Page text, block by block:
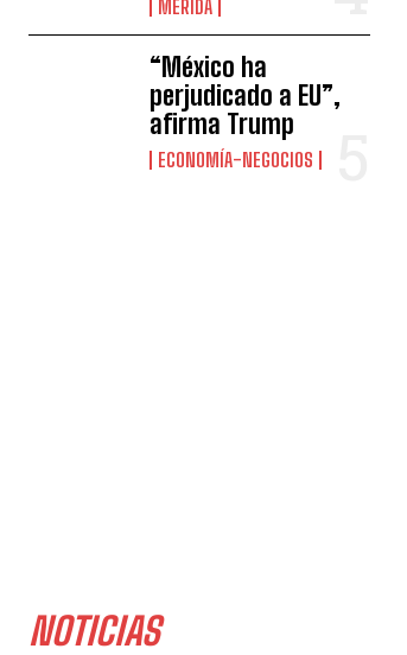
MÉRIDA
“México ha
perjudicado a EU”,
afirma Trump
ECONOMÍA-NEGOCIOS
NOTICIAS